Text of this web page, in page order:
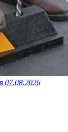
07.08.2026